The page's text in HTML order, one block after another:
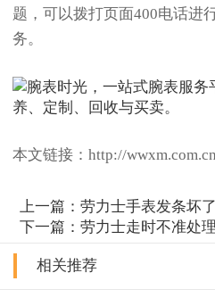
题，可以拨打页面400电话进
务。
本文链接：http://
上一篇：劳力士手表发条坏
下一篇：劳力士走时不准处
相关推荐